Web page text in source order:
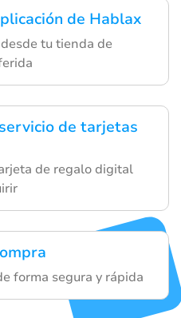
de Hablax
tu tienda de
de tarjetas
de regalo digital
forma segura y rápida